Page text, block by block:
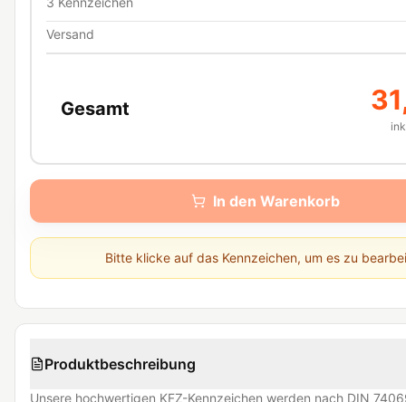
Versand
Gesamt
In den Warenkorb
Bitte klicke auf das Kennzeichen, um es zu
Produktbeschreibung
Unsere hochwertigen KFZ-Kennzeichen werden nach DIN